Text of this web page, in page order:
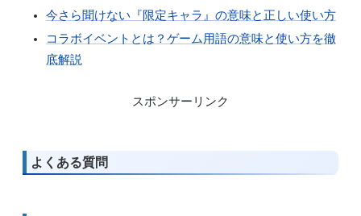
今さら聞けない『限定キャラ』の意味と正しい使い方
コラボイベントとは？ゲーム用語の意味と使い方を徹
底解説
スポンサーリンク
よくある質問